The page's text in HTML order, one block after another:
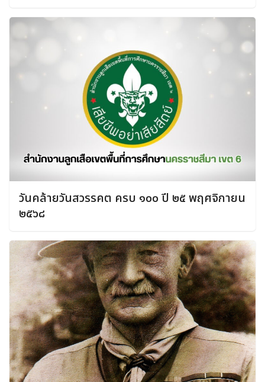
วันคล้ายวันสวรรคต ครบ ๑๐๐ ปี ๒๕ พฤศจิกายน
๒๕๖๘